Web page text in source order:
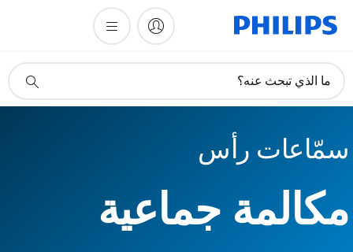
دعم
ما الذي تبحث عنه؟
سمّاعات رأس
مكالمة جماعية